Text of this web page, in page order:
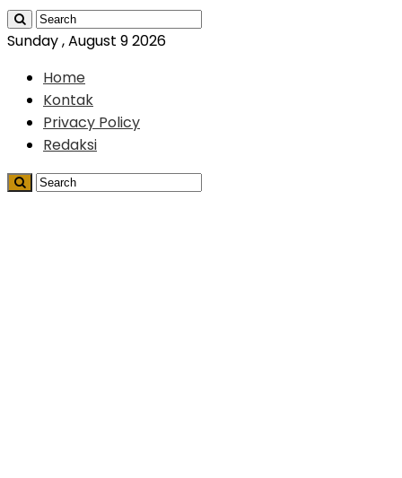
Sunday , August 9 2026
Home
Kontak
Privacy Policy
Redaksi